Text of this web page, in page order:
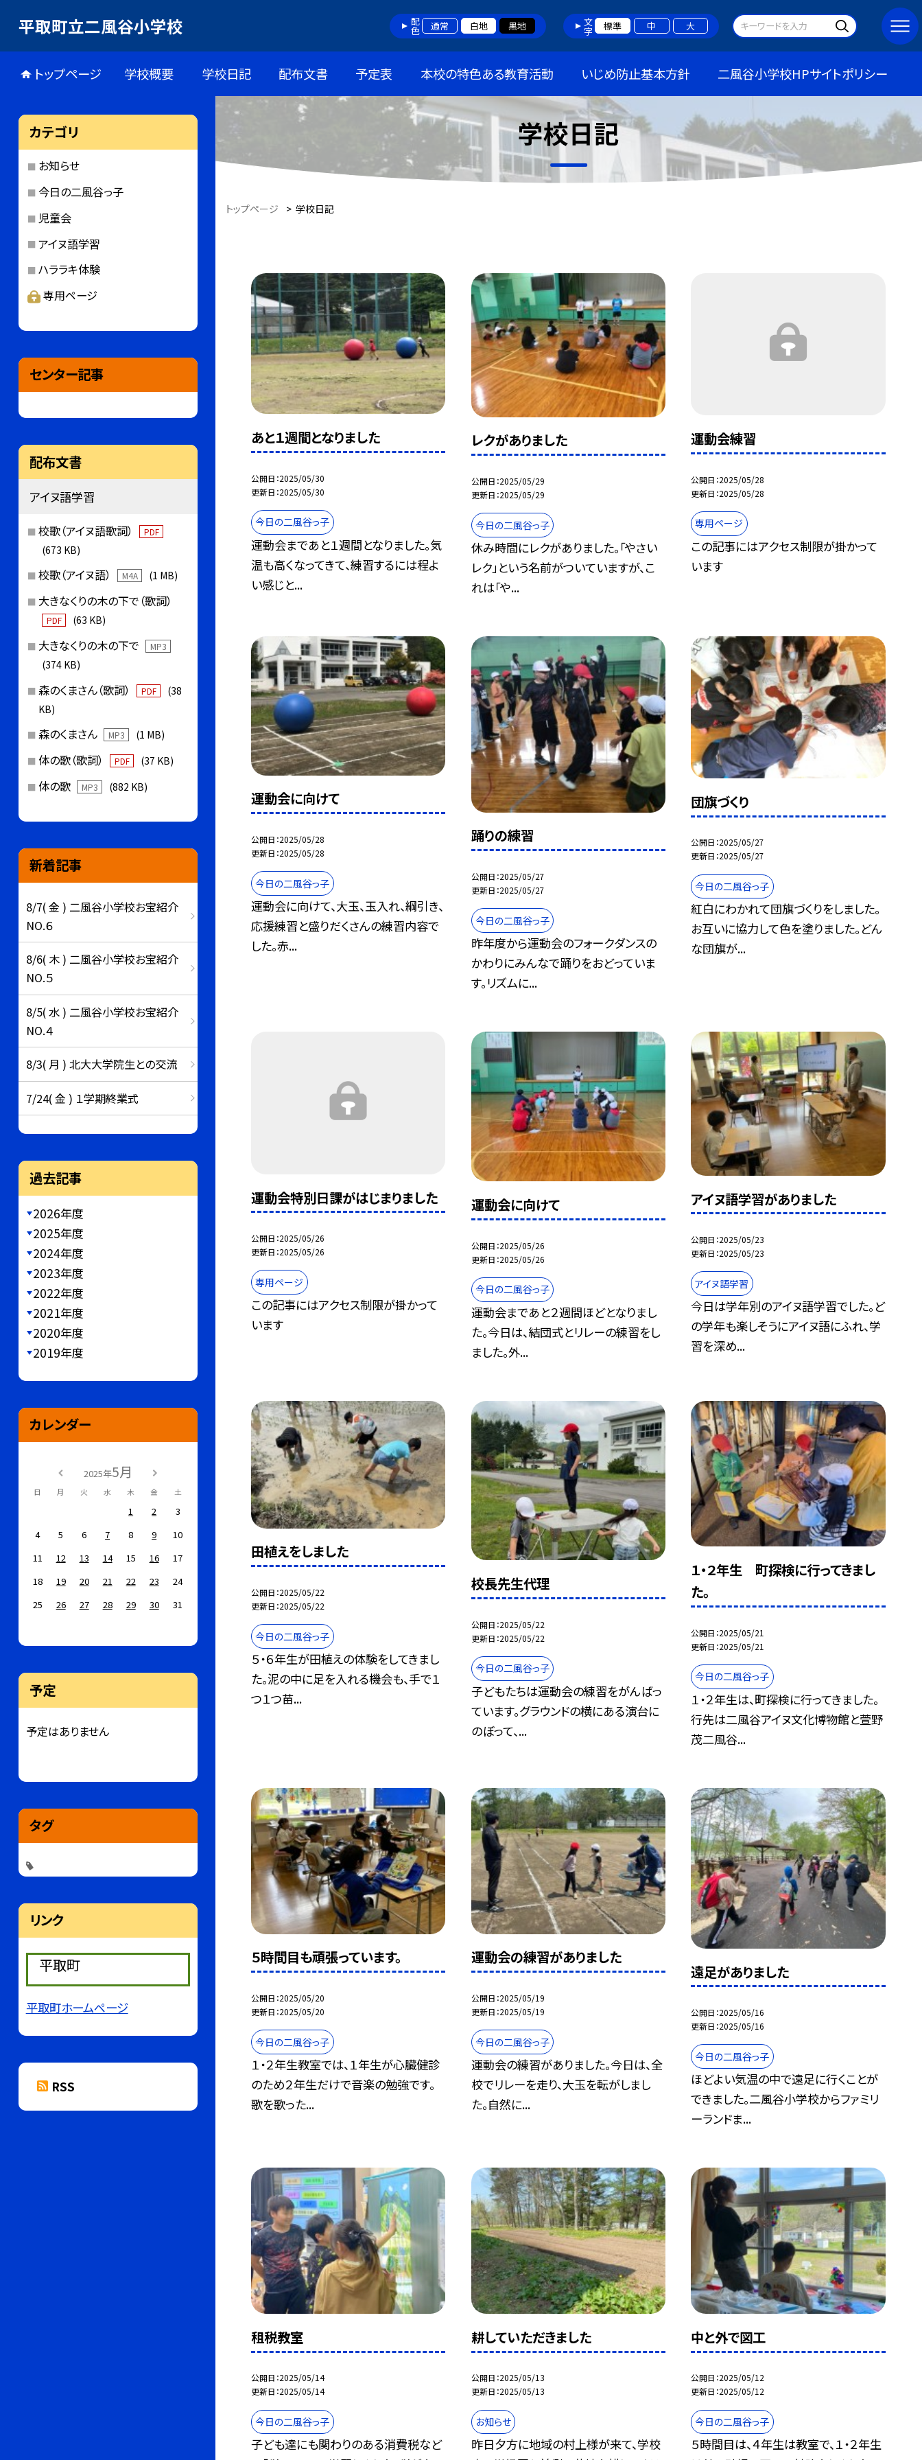
平取町立二風谷小学校 配色 通常 白地 黒地 文字 標準 中 大
トップページ 学校概要 学校日記 配布文書 予定表 本校の特色ある教育活動 いじめ防止基本方針 二風谷小学校HPサイトポリシー
学校日記
トップページ > 学校日記
あと１週間となりました
公開日 2025/05/30
更新日 2025/05/30
今日の二風谷っ子
運動会まであと１週間となりました。気
温も高くなってきて、練習するには程よ
い感じと...
レクがありました
公開日 2025/05/29
更新日 2025/05/29
今日の二風谷っ子
休み時間にレクがありました。「やさい
レク」という名前がついていますが、こ
れは「や...
運動会練習
公開日 2025/05/28
更新日 2025/05/28
専用ページ
この記事にはアクセス制限が掛かって
います
運動会に向けて
公開日 2025/05/28
更新日 2025/05/28
今日の二風谷っ子
運動会に向けて、大玉、玉入れ、綱引き、
応援練習と盛りだくさんの練習内容で
した。赤...
踊りの練習
公開日 2025/05/27
更新日 2025/05/27
今日の二風谷っ子
昨年度から運動会のフォークダンスの
かわりにみんなで踊りをおどっていま
す。リズムに...
団旗づくり
公開日 2025/05/27
更新日 2025/05/27
今日の二風谷っ子
紅白にわかれて団旗づくりをしました。
お互いに協力して色を塗りました。どん
な団旗が...
運動会特別日課がはじまりました
公開日 2025/05/26
更新日 2025/05/26
専用ページ
この記事にはアクセス制限が掛かって
います
運動会に向けて
公開日 2025/05/26
更新日 2025/05/26
今日の二風谷っ子
運動会まであと２週間ほどとなりまし
た。今日は、結団式とリレーの練習をし
ました。外...
アイヌ語学習がありました
公開日 2025/05/23
更新日 2025/05/23
アイヌ語学習
今日は学年別のアイヌ語学習でした。ど
の学年も楽しそうにアイヌ語にふれ、学
習を深め...
田植えをしました
公開日 2025/05/22
更新日 2025/05/22
今日の二風谷っ子
５・６年生が田植えの体験をしてきまし
た。泥の中に足を入れる機会も、手で１
つ１つ苗...
校長先生代理
公開日 2025/05/22
更新日 2025/05/22
今日の二風谷っ子
子どもたちは運動会の練習をがんばっ
ています。グラウンドの横にある演台に
のぼって、...
１・２年生 町探検に行ってきまし
た。
公開日 2025/05/21
更新日 2025/05/21
今日の二風谷っ子
１・２年生は、町探検に行ってきました。
行先は二風谷アイヌ文化博物館と萱野
茂二風谷...
５時間目も頑張っています。
公開日 2025/05/20
更新日 2025/05/20
今日の二風谷っ子
１・２年生教室では、１年生が心臓健診
のため２年生だけで音楽の勉強です。
歌を歌った...
運動会の練習がありました
公開日 2025/05/19
更新日 2025/05/19
今日の二風谷っ子
運動会の練習がありました。今日は、全
校でリレーを走り、大玉を転がしまし
た。自然に...
遠足がありました
公開日 2025/05/16
更新日 2025/05/16
今日の二風谷っ子
ほどよい気温の中で遠足に行くことが
できました。二風谷小学校からファミリ
ーランドま...
租税教室
公開日 2025/05/14
更新日 2025/05/14
今日の二風谷っ子
子ども達にも関わりのある消費税など
耕していただきました
公開日 2025/05/13
更新日 2025/05/13
お知らせ
昨日夕方に地域の村上様が来て、学校
中と外で図工
公開日 2025/05/12
更新日 2025/05/12
今日の二風谷っ子
５時間目は、４年生は教室で、１・２年生
カテゴリ
お知らせ
今日の二風谷っ子
児童会
アイヌ語学習
ハララキ体験
専用ページ
センター記事
配布文書
アイヌ語学習
校歌（アイヌ語歌詞） PDF
(673 KB)
校歌（アイヌ語） M4A (1 MB)
大きなくりの木の下で（歌詞）
PDF (63 KB)
大きなくりの木の下で MP3
(374 KB)
森のくまさん（歌詞） PDF
(38
KB)
森のくまさん MP3 (1 MB)
体の歌（歌詞） PDF (37 KB)
体の歌 MP3 (882 KB)
新着記事
8/7( 金 ) 二風谷小学校お宝紹介
NO.６
8/6( 木 ) 二風谷小学校お宝紹介
NO.５
8/5( 水 ) 二風谷小学校お宝紹介
NO.４
8/3( 月 ) 北大大学院生との交流
7/24( 金 ) １学期終業式
過去記事
2026年度
2025年度
2024年度
2023年度
2022年度
2021年度
2020年度
2019年度
カレンダー
2025年5月
日 月 火 水 木 金 土
1 2
3
4
5 6 7 8 9
10
11
12 13 14 15 16
17
18
19 20 21 22 23
24
25
26 27 28 29 30 31
予定
予定はありません
タグ
リンク
平取町
平取町ホームページ
RSS